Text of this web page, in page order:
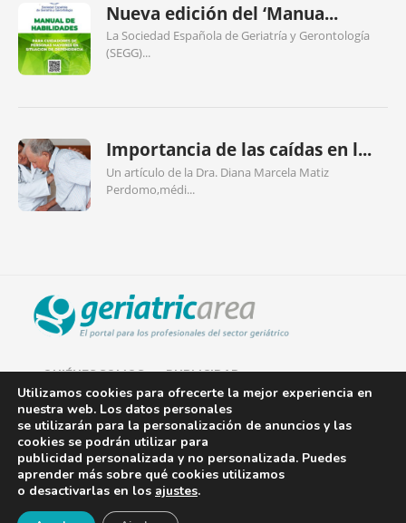
Nueva edición del ‘Manua...
La Sociedad Española de Geriatría y Gerontología
(SEGG)...
Importancia de las caídas en l...
Un artículo de la Dra. Diana Marcela Matiz
Perdomo,médi...
QUIÉNES SOMOS PUBLICIDAD
AVISO LEGAL
POLÍTICA DE COOKIES
POLÍTICA DE PRIVACIDAD
CONTACTO¡Newsletter!
Utilizamos cookies para ofrecerte la mejor experiencia en
nuestra web. Los datos personales
se utilizarán para la personalización de anuncios y las
cookies se podrán utilizar para
publicidad personalizada y no personalizada. Puedes
aprender más sobre qué cookies utilizamos
o desactivarlas en los ajustes.